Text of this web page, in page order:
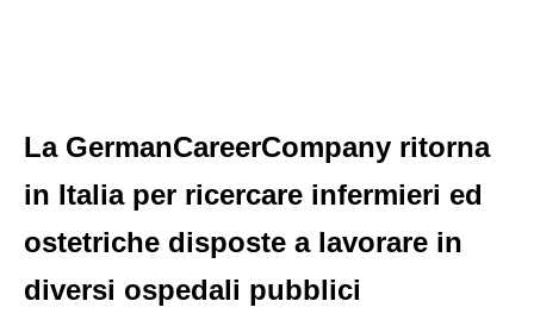
La GermanCareerCompany ritorna
in Italia per ricercare infermieri ed
ostetriche disposte a lavorare in
diversi ospedali pubblici